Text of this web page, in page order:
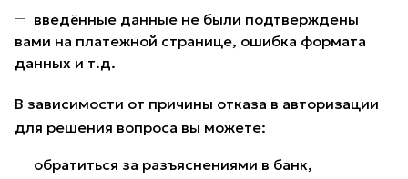
введённые данные не были подтверждены
вами на платежной странице, ошибка формата
данных и т.д.
В зависимости от причины отказа в авторизации
для решения вопроса вы можете:
обратиться за разъяснениями в банк,